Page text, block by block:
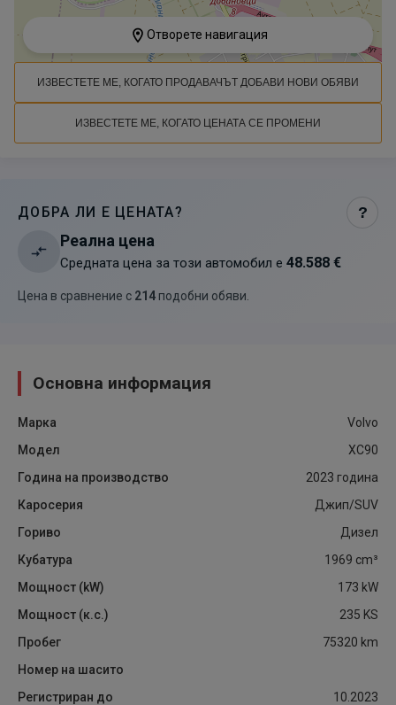
Отворете навигация
ИЗВЕСТЕТЕ МЕ, КОГАТО ПРОДАВАЧЪТ ДОБАВИ НОВИ ОБЯВИ
ИЗВЕСТЕТЕ МЕ, КОГАТО ЦЕНАТА СЕ ПРОМЕНИ
ДОБРА ЛИ Е ЦЕНАТА? ?
Реална цена
Средната цена за този автомобил е 48.588 €
Цена в сравнение с 214 подобни обяви
Основна информация
Марка
Volvo
Модел
XC90
Година на производство
2023 година
Каросерия
Джип/SUV
Гориво
Дизел
Кубатура
1969 cm³
Мощност (kW)
173 kW
Мощност (к.с.)
235 KS
Пробег
75320 km
Номер на шасито
Регистриран до
10.2023